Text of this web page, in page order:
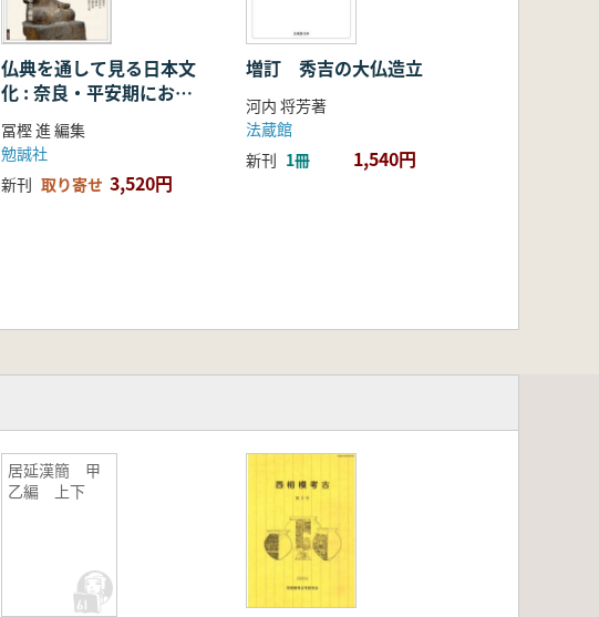
仏典を通して見る日本文
化 : 奈良・平安期におけ
る仏教の受容・融合・展
開
冨樫 進 編集
勉誠社
新刊 取り寄せ 3,520円
増訂 秀吉の大仏造立
河内 将芳著
法蔵館
新刊 1冊 1,540円
居延漢簡 甲
乙編 上下